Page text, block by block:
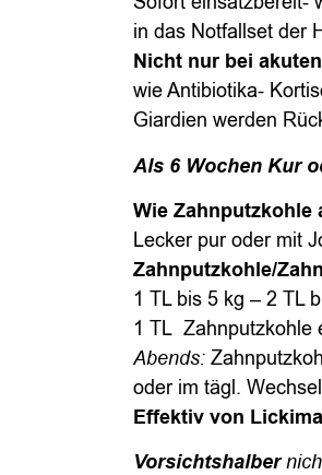
in das Notfallset der
Nicht nur bei
wie Antibiotika-
Giardien werden
Als 6 Wochen Kur
Wie Zahnputzkohle
Lecker pur oder mit
Zahnputzkohle/
1 TL bis 5 kg – 2 TL
1 TL Zahnputzkohle
Abends:
oder im tägl.
Effektiv von
Vorsichtshalber